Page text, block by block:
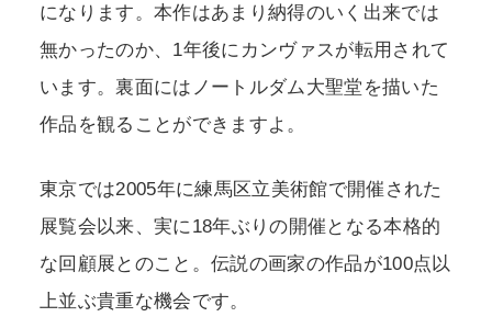
になります。本作はあまり納得のいく出来では
無かったのか、1年後にカンヴァスが転用されて
います。裏面にはノートルダム大聖堂を描いた
作品を観ることができますよ。
東京では2005年に練馬区立美術館で開催された
展覧会以来、実に18年ぶりの開催となる本格的
な回顧展とのこと。伝説の画家の作品が100点以
上並ぶ貴重な機会です。